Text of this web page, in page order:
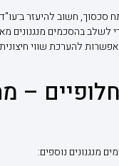
סכסוך, חשוב להיעזר ב־עו"ד
לשלב בהסכמים מנגנונים
להערכת שווי
חלופיים –
מנגנונים נוספים: